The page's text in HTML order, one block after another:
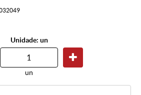
Unidade: un
un